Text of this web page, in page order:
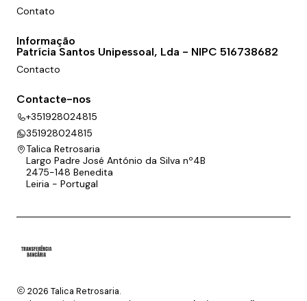
Contato
Informação
Patrícia Santos Unipessoal, Lda - NIPC 516738682
Contacto
Contacte-nos
+351928024815
351928024815
Talica Retrosaria
Largo Padre José António da Silva nº4B
2475-148 Benedita
Leiria - Portugal
2026 Talica Retrosaria.